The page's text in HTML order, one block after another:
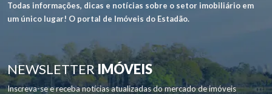
Todas informações, dicas e notícias sobre o setor imobiliário em
um único lugar! O portal de Imóveis do Estadão.
NEWSLETTERIMÓVEIS
Inscreva-se e receba notícias atualizadas do mercado de imóveis